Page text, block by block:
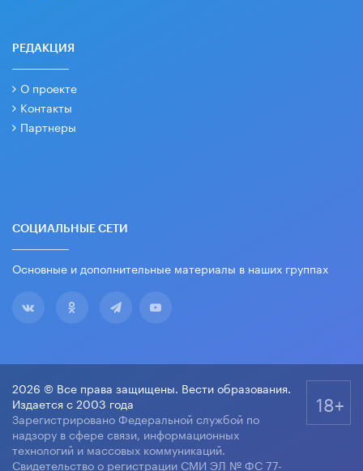
РЕДАКЦИЯ
О проекте
Контакты
Партнеры
СОЦИАЛЬНЫЕ СЕТИ
Основные и дополнительные материалы в наших группах
2026 © Все права защищены. Вести образования.
Издается с 2003 года
Зарегистрировано Федеральной службой по
надзору в сфере связи, информационных
технологий и массовых коммуникаций.
Свидетельство о регистрации СМИ ЭЛ № ФС 77-
18+